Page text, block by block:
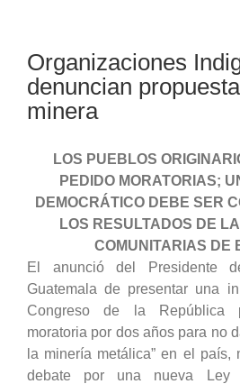
Organizaciones
denuncian
minera
LOS PUEBLOS
PEDIDO MORATORIAS;
DEMOCRÁTICO DEBE SER
LOS RESULTADOS DE
COMUNITARIAS DE
El anunció del Presidente
Guatemala de presentar una
Congreso de la República
moratoria por dos años para no
la minería metálica” en el país,
debate por una nueva Ley